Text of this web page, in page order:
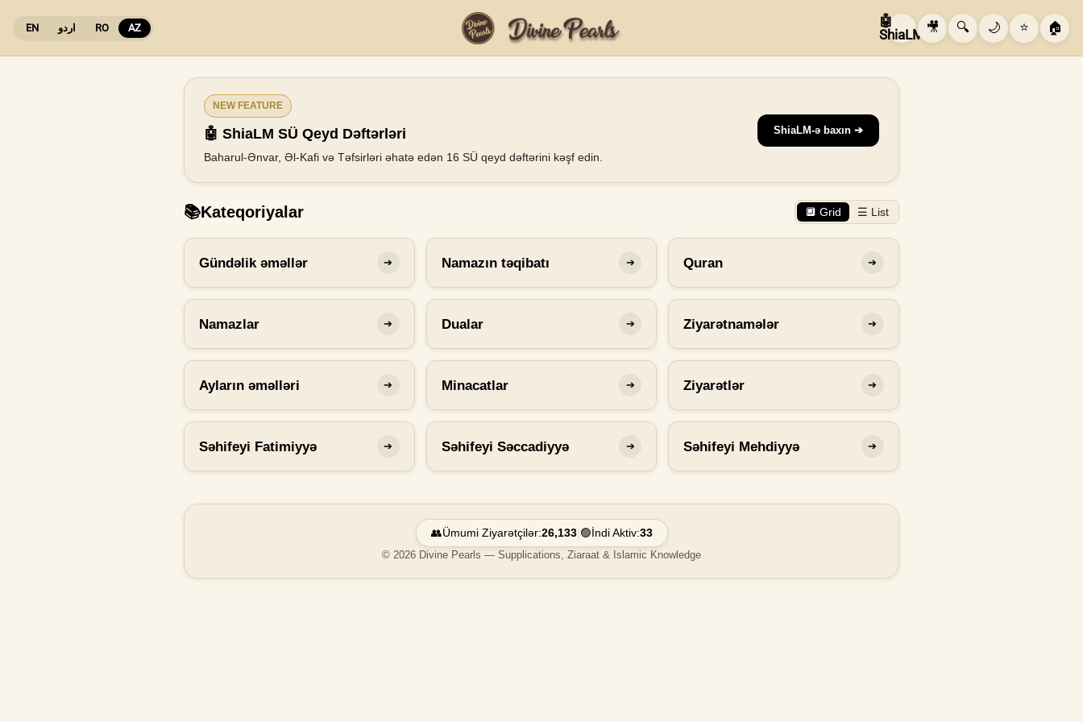
EN اردو RO AZ
🤖
ShiaLM 🎥 🔍 🌙 ⭐ 🏠
NEW FEATURE
🤖 ShiaLM SÜ Qeyd Dəftərləri
Baharul-Ənvar, Əl-Kafi və Təfsirləri əhatə edən 16 SÜ qeyd dəftərini kəşf edin.
ShiaLM-ə baxın ➔
📚Kateqoriyalar 🔲 Grid ☰ List
Gündəlik əməllər ➔ Namazın təqibatı ➔ Quran ➔
Namazlar ➔ Dualar ➔ Ziyarətnamələr ➔
Ayların əməlləri ➔ Minacatlar ➔ Ziyarətlər ➔
Səhifeyi Fatimiyyə ➔ Səhifeyi Səccadiyyə ➔ Səhifeyi Mehdiyyə ➔
👥Ümumi Ziyarətçilər:26,133| 🟢 İndi Aktiv:33
© 2026 Divine Pearls — Supplications, Ziaraat & Islamic Knowledge